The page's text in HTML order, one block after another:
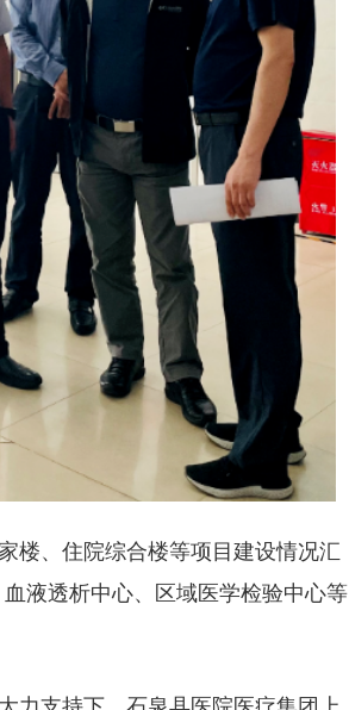
楼、住院综合楼等项目建设情况汇
液透析中心、区域医学检验中心等